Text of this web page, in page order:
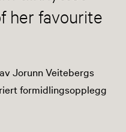
her favourite
Jorunn Veitebergs
formidlingsopplegg